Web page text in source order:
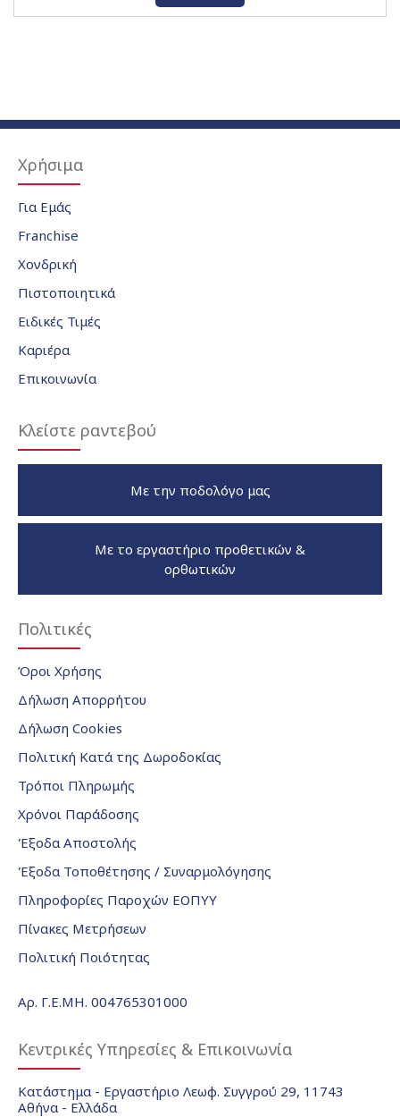
Χρήσιμα
Για Εμάς
Franchise
Χονδρική
Πιστοποιητικά
Ειδικές Τιμές
Καριέρα
Επικοινωνία
Κλείστε ραντεβού
Με την ποδολόγο μας
Με το εργαστήριο προθετικών &
ορθωτικών
Πολιτικές
Όροι Χρήσης
Δήλωση Απορρήτου
Δήλωση Cookies
Πολιτική Κατά της Δωροδοκίας
Τρόποι Πληρωμής
Χρόνοι Παράδοσης
Έξοδα Αποστολής
Έξοδα Τοποθέτησης / Συναρμολόγησης
Πληροφορίες Παροχών ΕΟΠΥΥ
Πίνακες Μετρήσεων
Πολιτική Ποιότητας
Αρ. Γ.Ε.ΜΗ. 004765301000
Κεντρικές Υπηρεσίες & Επικοινωνία
Κατάστημα - Εργαστήριο Λεωφ. Συγγρού 29, 11743
Αθήνα - Ελλάδα